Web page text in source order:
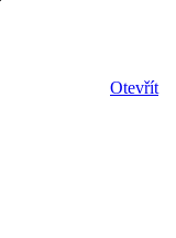
Otevřít